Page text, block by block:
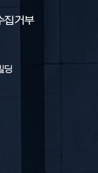
집거부
딩